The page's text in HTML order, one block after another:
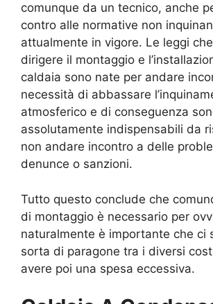
comunque da un tecnico, anche
contro alle normative non
attualmente in vigore. Le leggi
dirigere il montaggio e
caldaia sono nate per andare
necessità di abbassare
atmosferico e di conseguenza
assolutamente indispensabili da
non andare incontro a delle
denunce o sanzioni.
Tutto questo conclude che
di montaggio è necessario per
naturalmente è importante che ci
sorta di paragone tra i diversi
avere poi una spesa eccessiva.